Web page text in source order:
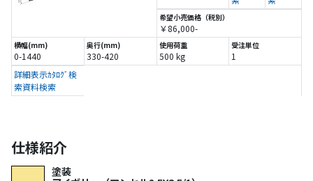
0-1440 330-420 500 kg 1
￥86,000-
詳細表示ｶﾀﾛｸﾞ検
索資料検索
仕様紹介
塗装